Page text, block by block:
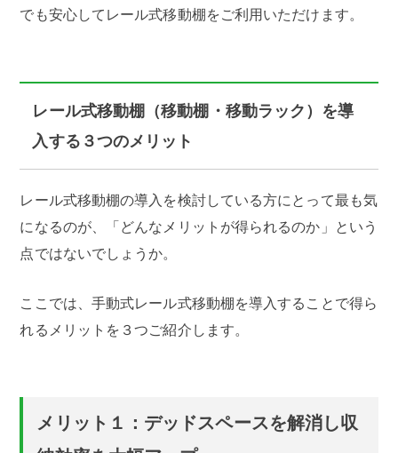
でも安心してレール式移動棚をご利用いただけます。
レール式移動棚（移動棚・移動ラック）を導
入する３つのメリット
レール式移動棚の導入を検討している方にとって最も気
になるのが、「どんなメリットが得られるのか」という
点ではないでしょうか。
ここでは、手動式レール式移動棚を導入することで得ら
れるメリットを３つご紹介します。
メリット１：デッドスペースを解消し収